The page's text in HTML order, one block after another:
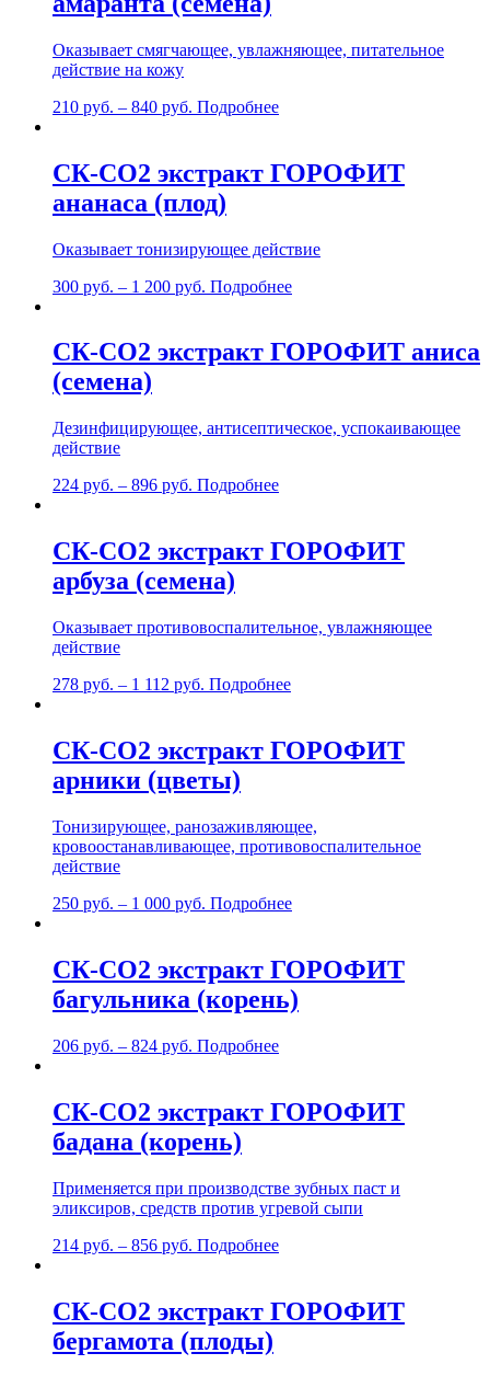
Оказывает смягчающее, увлажняющее, питательное
действие на кожу
210 руб. – 840 руб. Подробнее
СК-СО2 экстракт ГОРОФИТ
ананаса (плод)
Оказывает тонизирующее действие
300 руб. – 1 200 руб. Подробнее
СК-СО2 экстракт ГОРОФИТ аниса
(семена)
Дезинфицирующее, антисептическое, успокаивающее
действие
224 руб. – 896 руб. Подробнее
СК-СО2 экстракт ГОРОФИТ
арбуза (семена)
Оказывает противовоспалительное, увлажняющее
действие
278 руб. – 1 112 руб. Подробнее
СК-СО2 экстракт ГОРОФИТ
арники (цветы)
Тонизирующее, ранозаживляющее,
кровоостанавливающее, противовоспалительное
действие
250 руб. – 1 000 руб. Подробнее
СК-СО2 экстракт ГОРОФИТ
багульника (корень)
206 руб. – 824 руб. Подробнее
СК-СО2 экстракт ГОРОФИТ
бадана (корень)
Применяется при производстве зубных паст и
эликсиров, средств против угревой сыпи
214 руб. – 856 руб. Подробнее
СК-СО2 экстракт ГОРОФИТ
бергамота (плоды)